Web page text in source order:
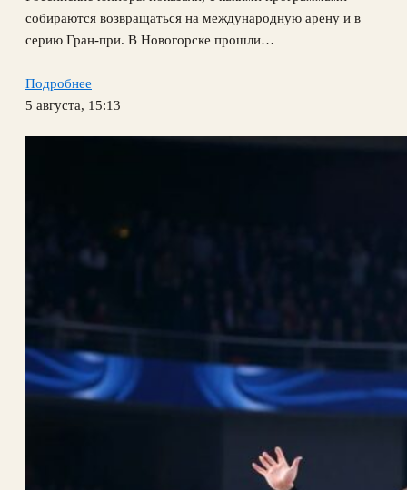
собираются возвращаться на международную арену и в
серию Гран-при. В Новогорске прошли…
Подробнее
5 августа, 15:13